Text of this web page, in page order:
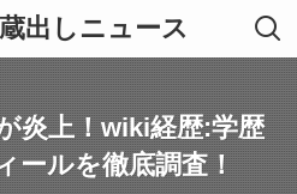
出しニュース
炎上！wiki経歴:学歴
ールを徹底調査！